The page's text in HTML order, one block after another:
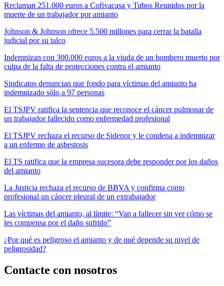
Reclaman 251.000 euros a Cofivacasa y Tubos Reunidos por la
muerte de un trabajador por amianto
Johnson & Johnson ofrece 5.500 millones para cerrar la batalla
judicial por su talco
Indemnizan con 300.000 euros a la viuda de un bombero muerto por
culpa de la falta de protecciones contra el amianto
Sindicatos denuncian que fondo para víctimas del amianto ha
indemnizado sólo a 97 personas
El TSJPV ratifica la sentencia que reconoce el cáncer pulmonar de
un trabajador fallecido como enfermedad profesional
El TSJPV rechaza el recurso de Sidenor y le condena a indemnizar
a un enfermo de asbestosis
El TS ratifica que la empresa sucesora debe responder por los daños
del amianto
La Justicia rechaza el recurso de BBVA y confirma como
profesional un cáncer pleural de un extrabajador
Las víctimas del amianto, al límite: “Van a fallecer sin ver cómo se
les compensa por el daño sufrido”
¿Por qué es peligroso el amianto y de qué depende su nivel de
peligrosidad?
Contacte con nosotros